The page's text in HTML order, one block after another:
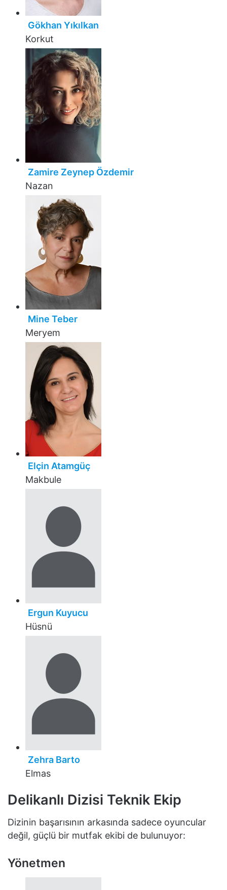
Gökhan Yıkılkan
Korkut
Zamire Zeynep Özdemir
Nazan
Mine Teber
Meryem
Elçin Atamgüç
Makbule
Ergun Kuyucu
Hüsnü
Zehra Barto
Elmas
Delikanlı Dizisi Teknik Ekip
Dizinin başarısının arkasında sadece oyuncular
değil, güçlü bir mutfak ekibi de bulunuyor:
Yönetmen